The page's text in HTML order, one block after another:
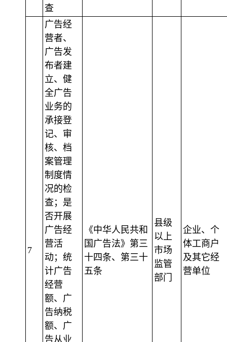
查
7
广告经
营者、
广告发
布者建
立、健
全广告
业务的
承接登
记、审
核、档
案管理
制度情
况的检
查；是
否开展
广告经
营活
动；统
计广告
经营
额、广
告纳税
额、广
告从业
《中华人民共和
国广告法》第三
十四条、第三十
五条
县级
以上
市场
监管
部门
企业、个
体工商户
及其它经
营单位